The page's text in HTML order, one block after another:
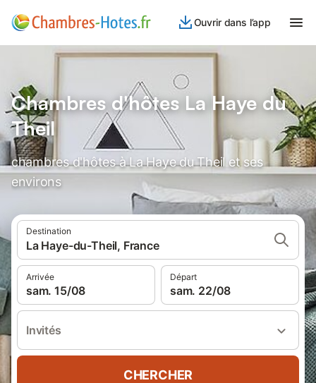
Ouvrir dans l’app
Chambres d'hôtes La Haye du
Theil
chambres d'hôtes à La Haye du Theil et ses
environs
Destination
La Haye-du-Theil, France
Arrivée
sam. 15/08
Départ
sam. 22/08
Invités
CHERCHER